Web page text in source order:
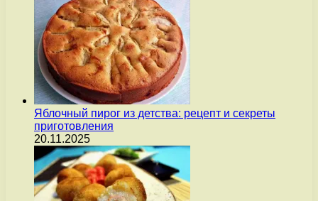
Яблочный пирог из детства: рецепт и секреты
приготовления
20.11.2025